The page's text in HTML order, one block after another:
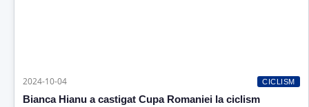
2024-10-04 CICLISM
Bianca Hianu a castigat Cupa Romaniei la ciclism